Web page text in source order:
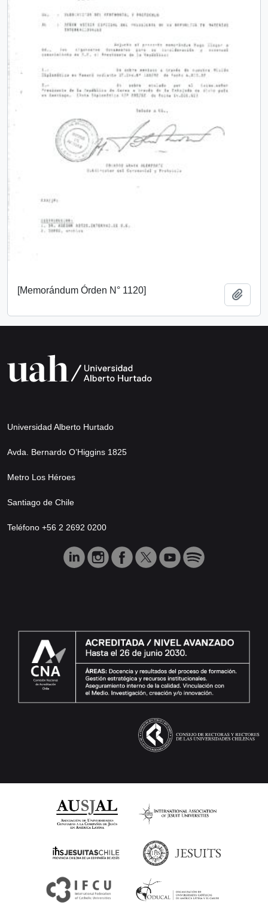
[Memorándum Órden N° 1120]
Universidad Alberto Hurtado
Avda. Bernardo O’Higgins 1825
Metro Los Héroes
Santiago de Chile
Teléfono +56 2 2692 0200